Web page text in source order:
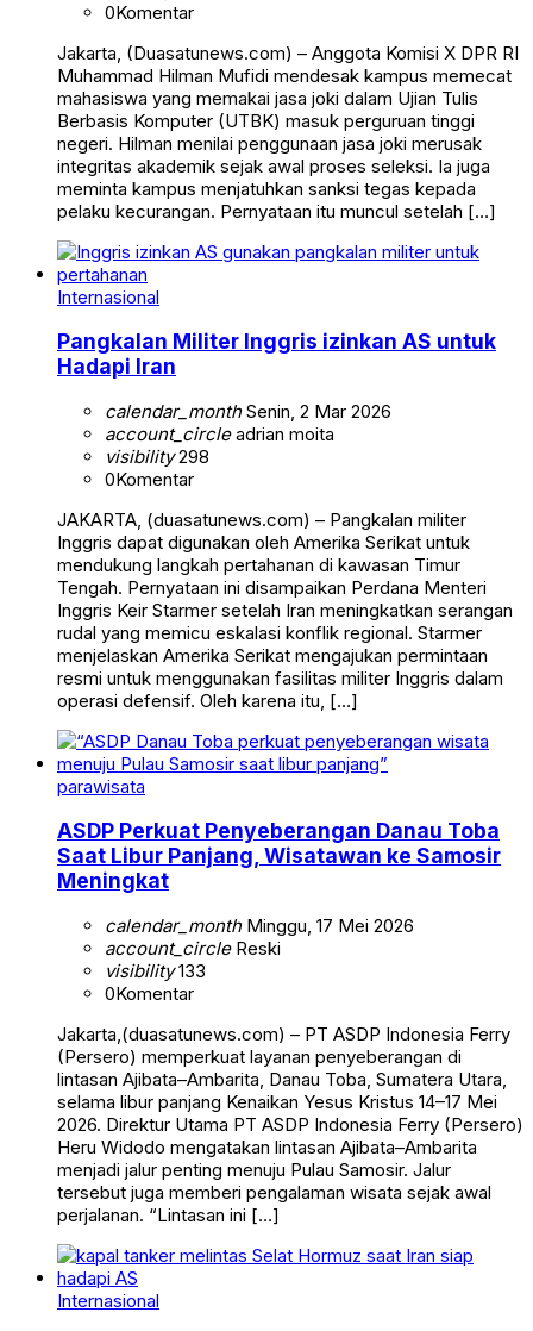
0Komentar
Jakarta, (Duasatunews.com) – Anggota Komisi X DPR RI
Muhammad Hilman Mufidi mendesak kampus memecat
mahasiswa yang memakai jasa joki dalam Ujian Tulis
Berbasis Komputer (UTBK) masuk perguruan tinggi
negeri. Hilman menilai penggunaan jasa joki merusak
integritas akademik sejak awal proses seleksi. Ia juga
meminta kampus menjatuhkan sanksi tegas kepada
pelaku kecurangan. Pernyataan itu muncul setelah […]
Internasional
Pangkalan Militer Inggris izinkan AS untuk
Hadapi Iran
calendar_monthSenin, 2 Mar 2026
account_circleadrian moita
visibility298
0Komentar
JAKARTA, (duasatunews.com) – Pangkalan militer
Inggris dapat digunakan oleh Amerika Serikat untuk
mendukung langkah pertahanan di kawasan Timur
Tengah. Pernyataan ini disampaikan Perdana Menteri
Inggris Keir Starmer setelah Iran meningkatkan serangan
rudal yang memicu eskalasi konflik regional. Starmer
menjelaskan Amerika Serikat mengajukan permintaan
resmi untuk menggunakan fasilitas militer Inggris dalam
operasi defensif. Oleh karena itu, […]
parawisata
ASDP Perkuat Penyeberangan Danau Toba
Saat Libur Panjang, Wisatawan ke Samosir
Meningkat
calendar_monthMinggu, 17 Mei 2026
account_circleReski
visibility133
0Komentar
Jakarta,(duasatunews.com) – PT ASDP Indonesia Ferry
(Persero) memperkuat layanan penyeberangan di
lintasan Ajibata–Ambarita, Danau Toba, Sumatera Utara,
selama libur panjang Kenaikan Yesus Kristus 14–17 Mei
2026. Direktur Utama PT ASDP Indonesia Ferry (Persero)
Heru Widodo mengatakan lintasan Ajibata–Ambarita
menjadi jalur penting menuju Pulau Samosir. Jalur
tersebut juga memberi pengalaman wisata sejak awal
perjalanan. “Lintasan ini […]
Internasional